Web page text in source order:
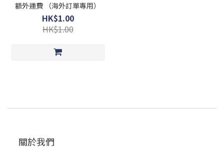
額外運費 （海外訂單專用）
HK$1.00
HK$1.00
關於我們